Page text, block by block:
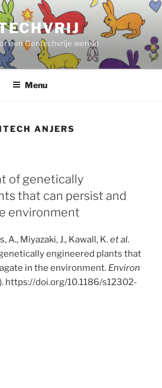
een Gentechvrije wereld
Menu
ANJERS
of genetically
that can persist and
environment
A., Miyazaki, J., Kawall, K.et al.
engineered plants that
in the environment. Environ
https://doi.org/10.1186/s12302-